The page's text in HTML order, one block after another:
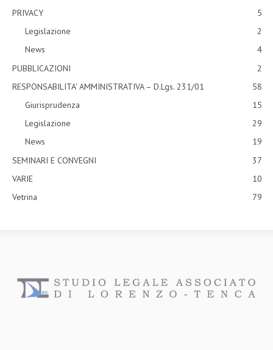
PRIVACY
5
Legislazione
2
News
4
PUBBLICAZIONI
2
RESPONSABILITA' AMMINISTRATIVA – D.Lgs. 231/01
58
Giurisprudenza
15
Legislazione
29
News
19
SEMINARI E CONVEGNI
37
VARIE
10
Vetrina
79